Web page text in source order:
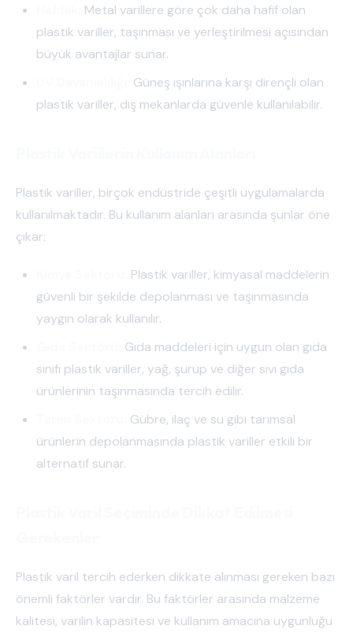
Metal varillere göre çok daha hafif olan
plastik variller, taşınması ve yerleştirilmesi açısından
büyük avantajlar sunar.
Güneş ışınlarına karşı dirençli olan
plastik variller, dış mekanlarda güvenle kullanılabilir.
Plastik variller, birçok endüstride çeşitli uygulamalarda
kullanılmaktadır. Bu kullanım alanları arasında şunlar öne
çıkar:
Plastik variller, kimyasal maddelerin
güvenli bir şekilde depolanması ve taşınmasında
yaygın olarak kullanılır.
Gıda maddeleri için uygun olan gıda
sınıfı plastik variller, yağ, şurup ve diğer sıvı gıda
ürünlerinin taşınmasında tercih edilir.
Gübre, ilaç ve su gibi tarımsal
ürünlerin depolanmasında plastik variller etkili bir
alternatif sunar.
Plastik varil tercih ederken dikkate alınması gereken bazı
önemli faktörler vardır. Bu faktörler arasında malzeme
kalitesi, varilin kapasitesi ve kullanım amacına uygunluğu